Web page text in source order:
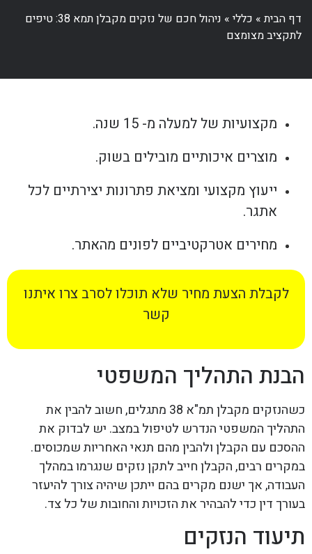
דף הבית» כללי»
ניהול חכם של נזקים מקבלן תמא 38: טיפים
לתקציב מצומצם
מקצועיות של למעלה מ- 15 שנה.
מוצרים איכותיים מובילים בשוק.
ייעוץ מקצועי ומציאת פתרונות יצירתיים לכל
אתגר.
מחירים אטרקטיביים לפונים מהאתר.
לקבלת הצעת מחיר שלא תוכלו לסרב צרו איתנו
קשר
הבנת התהליך המשפטי
כשהנזקים מקבלן תמ"א 38 מתגלים, חשוב להבין את
התהליך המשפטי הנדרש לטיפול במצב. יש לבדוק את
ההסכם עם הקבלן ולהבין מהם תנאי האחריות שמכוסים.
במקרים רבים, הקבלן חייב לתקן נזקים שנגרמו במהלך
העבודה, אך ישנם מקרים בהם ייתכן שיהיה צורך להיעזר
בעורך דין כדי להבהיר את הזכויות והחובות של כל צד.
תיעוד הנזקים